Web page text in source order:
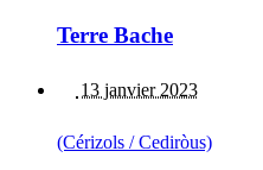
Terre Bache
13 janvier 2023
(Cérizols / Cediròus)